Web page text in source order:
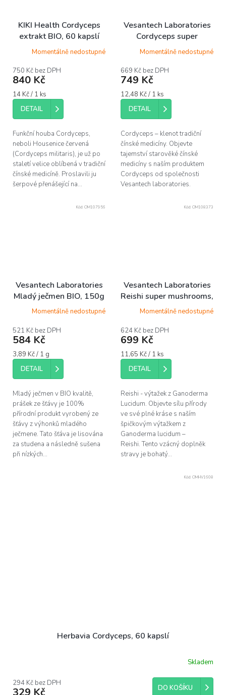
KIKI Health Cordyceps
extrakt BIO, 60 kapslí
Momentálně nedostupné
750 Kč bez DPH
840 Kč
Měrná
cena:
14 Kč / 1 ks
DETAIL
Funkční houba Cordyceps,
neboli Housenice červená
(Cordyceps militaris), je už po
staletí velice oblíbená v tradiční
čínské medicíně. Proslavili ju
šerpové přenášející na...
Vesantech Laboratories
Cordyceps super
mushrooms, 60 kapslí
Momentálně nedostupné
669 Kč bez DPH
749 Kč
Měrná
cena:
12,48 Kč / 1 ks
DETAIL
Cordyceps – klenot tradiční
čínské medicíny. Objevte
tajemství starověké čínské
medicíny s naším produktem
Cordyceps od společnosti
Vesantech laboratories.
Vesantech Laboratories
Mladý ječmen BIO, 150g
Momentálně nedostupné
521 Kč bez DPH
584 Kč
Měrná
cena:
3,89 Kč / 1 g
DETAIL
Mladý ječmen v BIO kvalitě,
prášek ze šťávy je 100%
přírodní produkt vyrobený ze
šťávy z výhonků mladého
ječmene. Tato šťáva je lisována
za studena a následně sušena
při nízkých...
Kód: OM107956
Vesantech Laboratories
Reishi super mushrooms,
60 kapslí
Momentálně nedostupné
624 Kč bez DPH
699 Kč
Měrná
cena:
11,65 Kč / 1 ks
DETAIL
Reishi - výtažek z Ganoderma
Lucidum. Objevte sílu přírody
ve své plné kráse s naším
špičkovým výtažkem z
Ganoderma lucidum –
Reishi. Tento vzácný doplněk
stravy je bohatý...
Kód: OM108373
Herbavia Cordyceps, 60 kapslí
Skladem
294 Kč bez DPH
329 Kč DO KOŠÍKU
Kód: OMHV1608